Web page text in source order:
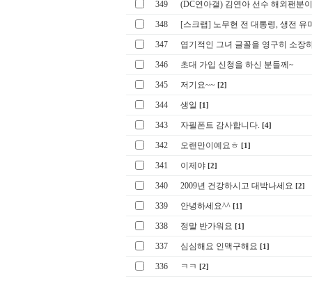
349 (DC연아갤) 김연아 선수 해외팬분
348 [스크랩] 노무현 전 대통령, 생전 유
347 엽기적인 그녀 글꼴을 영구히 소장
346 초대 가입 신청을 하신 분들께~
345 저기요~~ [2]
344 생일 [1]
343 자필폰트 감사합니다. [4]
342 오랜만이예요ㅎ [1]
341 이제야 [2]
340 2009년 건강하시고 대박나세요 [2]
339 안녕하세요^^ [1]
338 정말 반가워요 [1]
337 심심해요 인맥구해요 [1]
336 ㅋㅋ [2]